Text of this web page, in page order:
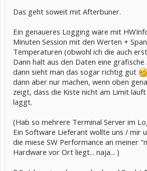
Das geht soweit mit Afterbuner.
Ein genaueres Logging wäre mit
Minuten Session mit den Werten +
Temperaturen (obwohl ich die auch
Dann halt aus den Daten eine grafische
dann sieht man das sogar richtig gut
dann aber nur machen, wenn oben
zeigt, dass die Kiste nicht am Limit
laggt.
(Hab so mehrere Terminal Server im
Ein Software Lieferant wollte uns / mir
die miese SW Performance an meiner
Hardware vor Ort liegt... naja... )